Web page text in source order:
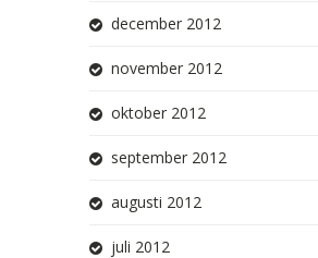
december 2012
november 2012
oktober 2012
september 2012
augusti 2012
juli 2012